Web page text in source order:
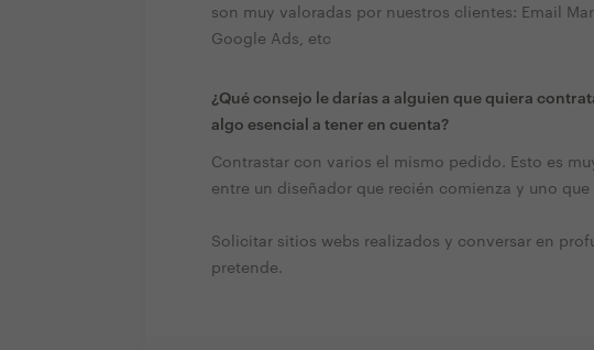
son muy valoradas por nuestros clientes: Email
Google Ads, etc
¿Qué consejo le darías a alguien que quiera
algo esencial a tener en cuenta?
Contrastar con varios el mismo pedido. Esto es
entre un diseñador que recién comienza y uno
Solicitar sitios webs realizados y conversar en
pretende.